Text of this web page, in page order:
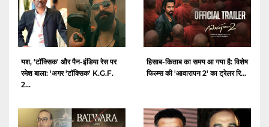
यश, 'टॉक्सिक' और पैन-इंडिया रेस पर
रमेश बाला: 'अगर 'टॉक्सिक' K.G.F.
2...
हिसाब-किताब का समय आ गया है: विशेष
फिल्म्स की 'आवारापन 2' का ट्रेलर रि...